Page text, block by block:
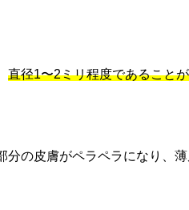
直径1〜2ミリ程度であること
の皮膚がペラペラになり、